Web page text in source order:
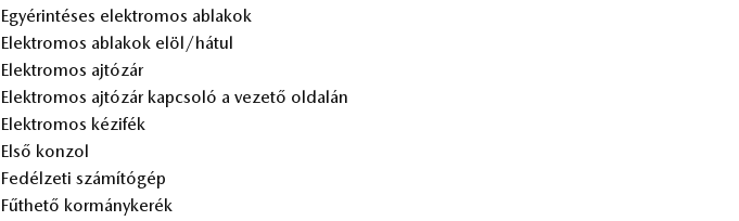
Egy­érin­té­ses elekt­ro­mos ab­la­kok
Elekt­ro­mos ab­la­kok elöl/há­tul
Elekt­ro­mos aj­tó­zár
Elekt­ro­mos aj­tó­zár kap­cso­ló a ve­ze­tő ol­da­lán
Elekt­ro­mos ké­zi­fék
Első kon­zol
Fe­dél­ze­ti szá­mí­tó­gép
Fűt­he­tő kor­mány­ke­rék